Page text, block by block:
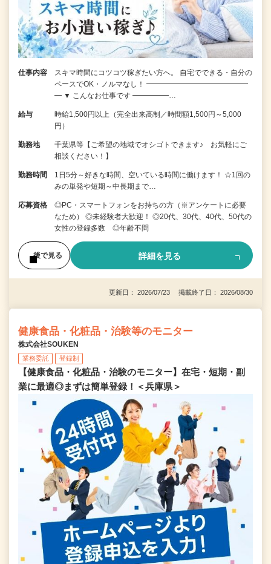
仕事内容
スキマ時間にコツコツ稼ぎたい方へ。 自宅でできる・自分の
ペースでOK・ノルマなし！ ━━━━━━━━━━━━━━
━ ▼ こんなお仕事です ━━━━━…
給与
時給1,500円以上（完全出来高制／時間額1,500円～5,000
円）
勤務地
千葉県等【ご希望の地域でオシゴトできます♪ お気軽にご
相談ください！】
勤務時間
1日5分～好きな時間、空いている時間に働けます！ ☆1回の
みの単発や短期～中長期まで…
応募資格
◎PC・スマートフォンをお持ちの方（※アンケートに必要
なため） ◎未経験者大歓迎！ ◎20代、30代、40代、50代の
女性の登録多数 ◎年齢不問
後で見る 詳細を見る
更新日： 2026/07/23 掲載終了日： 2026/08/30
健康食品・化粧品・治験等のモニター
株式会社SOUKEN
業務委託 登録制
【健康食品・化粧品・治験のモニター】在宅・短期・副
業に最適◎まずは簡単登録！＜兵庫県＞